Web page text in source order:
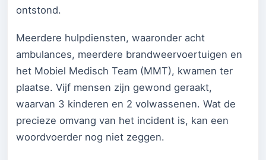
ontstond.
Meerdere hulpdiensten, waaronder acht
ambulances, meerdere brandweervoertuigen en
het Mobiel Medisch Team (MMT), kwamen ter
plaatse. Vijf mensen zijn gewond geraakt,
waarvan 3 kinderen en 2 volwassenen. Wat de
precieze omvang van het incident is, kan een
woordvoerder nog niet zeggen.